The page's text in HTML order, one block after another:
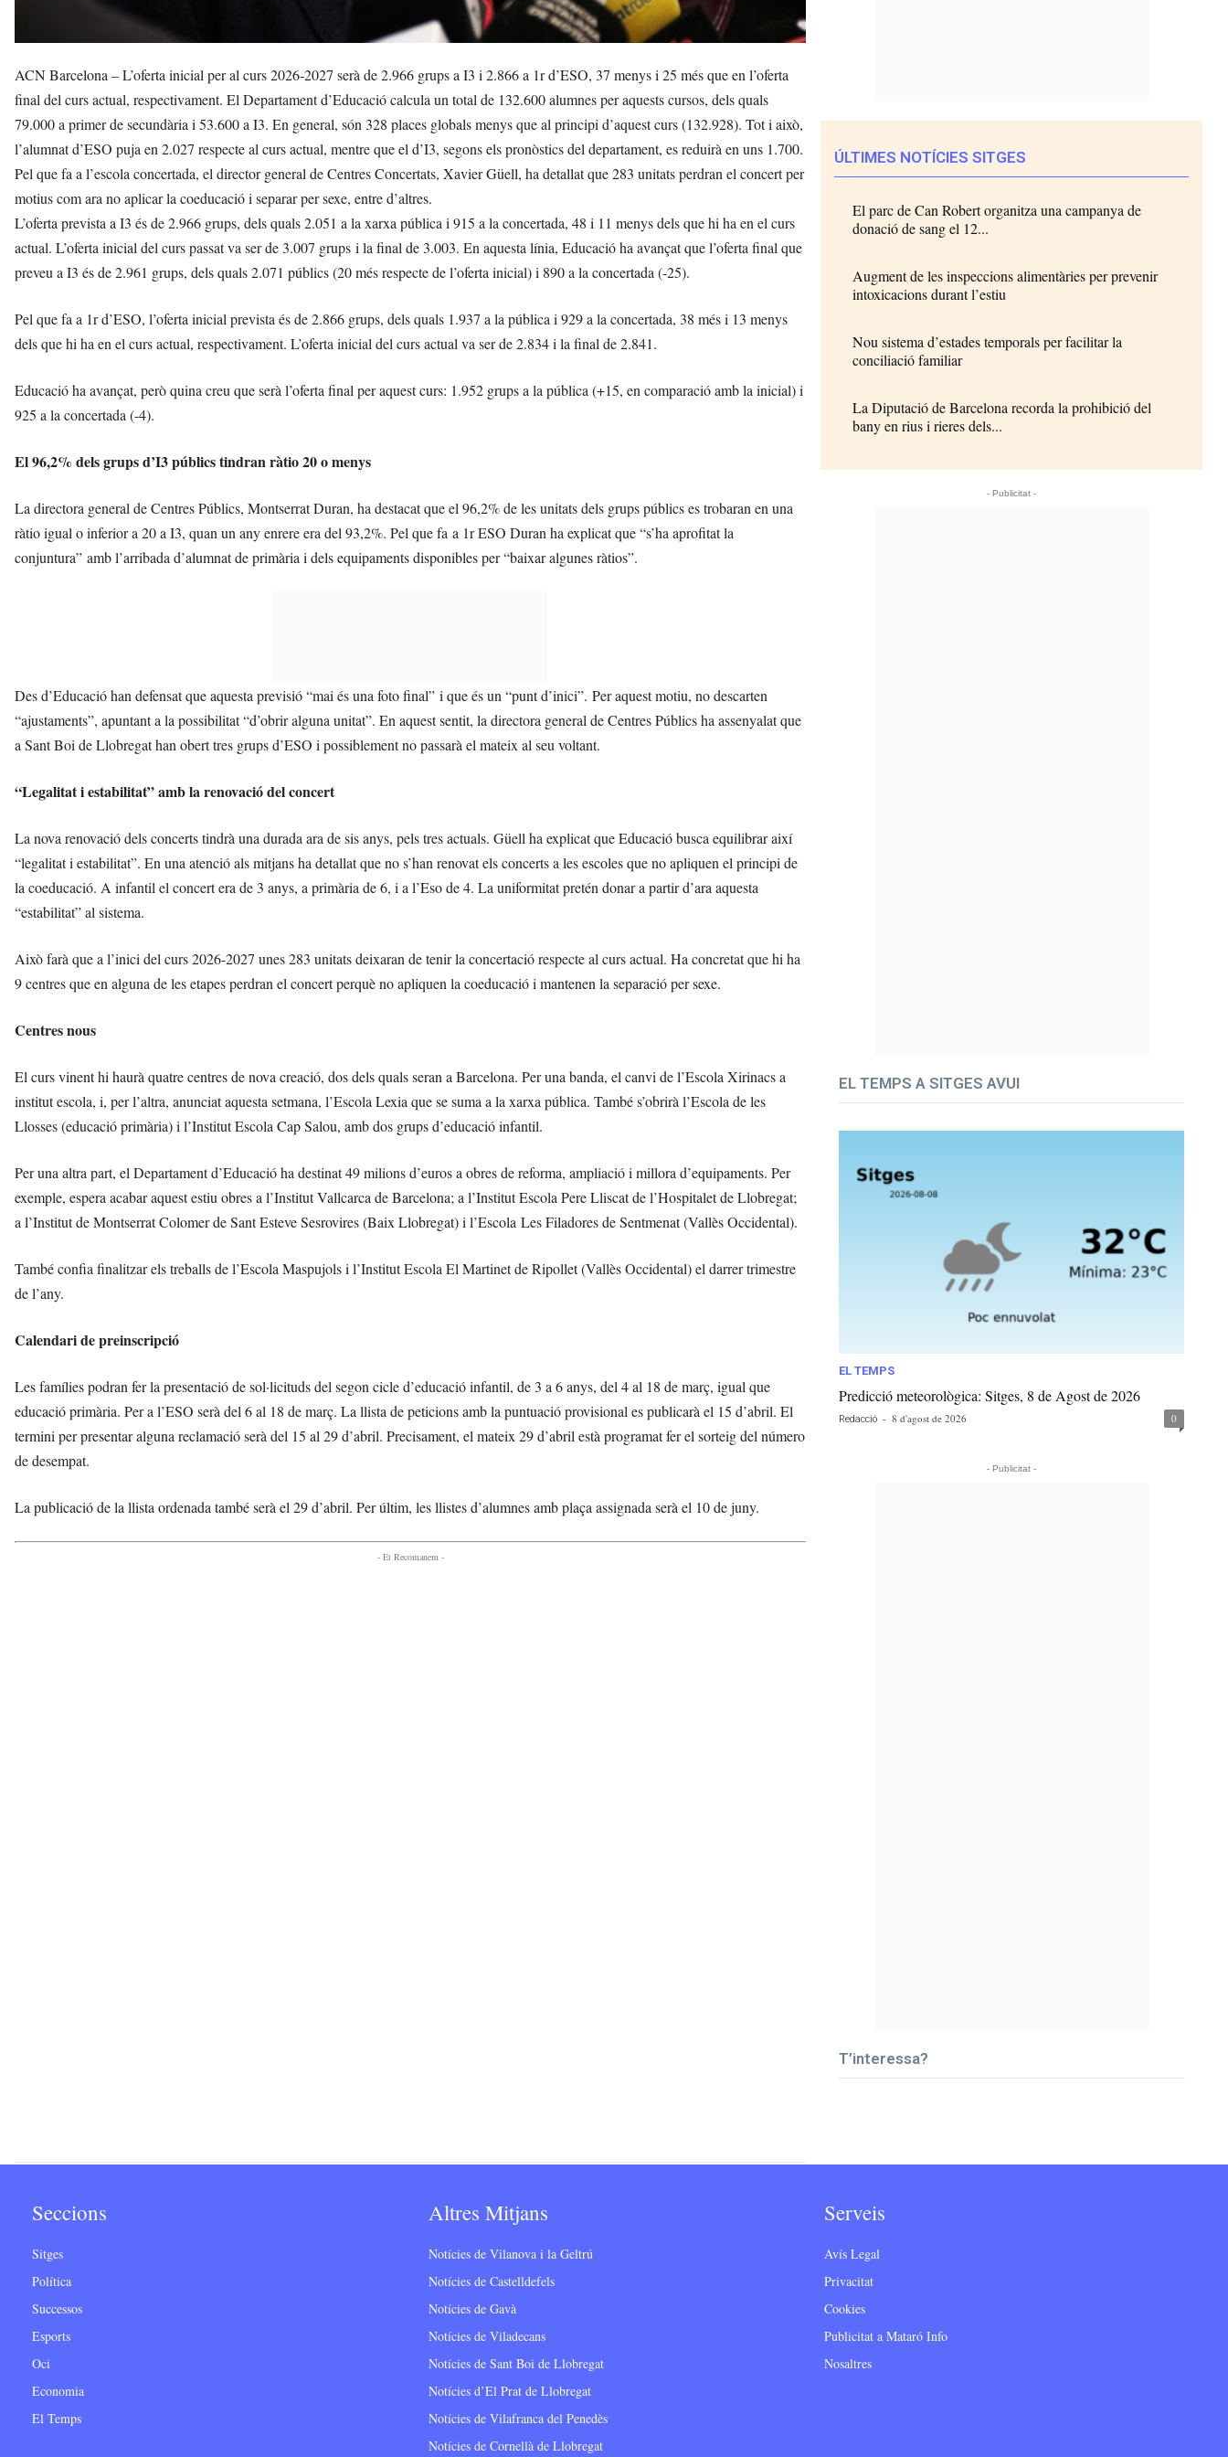
ACN Barcelona – L’oferta inicial per al curs 2026-2027 serà de 2.966 grups a I3 i 2.866 a 1r d’ESO, 37 menys i 25 més que en l’oferta
final del curs actual, respectivament. El Departament d’Educació calcula un total de 132.600 alumnes per aquests cursos, dels quals
79.000 a primer de secundària i 53.600 a I3. En general, són 328 places globals menys que al principi d’aquest curs (132.928). Tot i això,
l’alumnat d’ESO puja en 2.027 respecte al curs actual, mentre que el d’I3, segons els pronòstics del departament, es reduirà en uns 1.700.
Pel que fa a l’escola concertada, el director general de Centres Concertats, Xavier Güell, ha detallat que 283 unitats perdran el concert per
motius com ara no aplicar la coeducació i separar per sexe, entre d’altres.
L’oferta prevista a I3 és de 2.966 grups, dels quals 2.051 a la xarxa pública i 915 a la concertada, 48 i 11 menys dels que hi ha en el curs
actual. L’oferta inicial del curs passat va ser de 3.007 grups i la final de 3.003. En aquesta línia, Educació ha avançat que l’oferta final que
preveu a I3 és de 2.961 grups, dels quals 2.071 públics (20 més respecte de l’oferta inicial) i 890 a la concertada (-25).
Pel que fa a 1r d’ESO, l’oferta inicial prevista és de 2.866 grups, dels quals 1.937 a la pública i 929 a la concertada, 38 més i 13 menys
dels que hi ha en el curs actual, respectivament. L’oferta inicial del curs actual va ser de 2.834 i la final de 2.841.
Educació ha avançat, però quina creu que serà l’oferta final per aquest curs: 1.952 grups a la pública (+15, en comparació amb la inicial) i
925 a la concertada (-4).
El 96,2% dels grups d’I3 públics tindran ràtio 20 o menys
La directora general de Centres Públics, Montserrat Duran, ha destacat que el 96,2% de les unitats dels grups públics es trobaran en una
ràtio igual o inferior a 20 a I3, quan un any enrere era del 93,2%. Pel que fa a 1r ESO Duran ha explicat que “s’ha aprofitat la
conjuntura” amb l’arribada d’alumnat de primària i dels equipaments disponibles per “baixar algunes ràtios”.
Des d’Educació han defensat que aquesta previsió “mai és una foto final” i que és un “punt d’inici”. Per aquest motiu, no descarten
“ajustaments”, apuntant a la possibilitat “d’obrir alguna unitat”. En aquest sentit, la directora general de Centres Públics ha assenyalat que
a Sant Boi de Llobregat han obert tres grups d’ESO i possiblement no passarà el mateix al seu voltant.
“Legalitat i estabilitat” amb la renovació del concert
La nova renovació dels concerts tindrà una durada ara de sis anys, pels tres actuals. Güell ha explicat que Educació busca equilibrar així
“legalitat i estabilitat”. En una atenció als mitjans ha detallat que no s’han renovat els concerts a les escoles que no apliquen el principi de
la coeducació. A infantil el concert era de 3 anys, a primària de 6, i a l’Eso de 4. La uniformitat pretén donar a partir d’ara aquesta
“estabilitat” al sistema.
Això farà que a l’inici del curs 2026-2027 unes 283 unitats deixaran de tenir la concertació respecte al curs actual. Ha concretat que hi ha
9 centres que en alguna de les etapes perdran el concert perquè no apliquen la coeducació i mantenen la separació per sexe.
Centres nous
El curs vinent hi haurà quatre centres de nova creació, dos dels quals seran a Barcelona. Per una banda, el canvi de l’Escola Xirinacs a
institut escola, i, per l’altra, anunciat aquesta setmana, l’Escola Lexia que se suma a la xarxa pública. També s’obrirà l’Escola de les
Llosses (educació primària) i l’Institut Escola Cap Salou, amb dos grups d’educació infantil.
Per una altra part, el Departament d’Educació ha destinat 49 milions d’euros a obres de reforma, ampliació i millora d’equipaments. Per
exemple, espera acabar aquest estiu obres a l’Institut Vallcarca de Barcelona; a l’Institut Escola Pere Lliscat de l’Hospitalet de Llobregat;
a l’Institut de Montserrat Colomer de Sant Esteve Sesrovires (Baix Llobregat) i l’Escola Les Filadores de Sentmenat (Vallès Occidental).
També confia finalitzar els treballs de l’Escola Maspujols i l’Institut Escola El Martinet de Ripollet (Vallès Occidental) el darrer trimestre
de l’any.
Calendari de preinscripció
Les famílies podran fer la presentació de sol·licituds del segon cicle d’educació infantil, de 3 a 6 anys, del 4 al 18 de març, igual que
educació primària. Per a l’ESO serà del 6 al 18 de març. La llista de peticions amb la puntuació provisional es publicarà el 15 d’abril. El
termini per presentar alguna reclamació serà del 15 al 29 d’abril. Precisament, el mateix 29 d’abril està programat fer el sorteig del número
de desempat.
La publicació de la llista ordenada també serà el 29 d’abril. Per últim, les llistes d’alumnes amb plaça assignada serà el 10 de juny.
- Et Recomanem -
ÚLTIMES NOTÍCIES SITGES
El parc de Can Robert organitza una campanya de
donació de sang el 12...
Augment de les inspeccions alimentàries per prevenir
intoxicacions durant l’estiu
Nou sistema d’estades temporals per facilitar la
conciliació familiar
La Diputació de Barcelona recorda la prohibició del
bany en rius i rieres dels...
- Publicitat -
EL TEMPS A SITGES AVUI
EL TEMPS
Predicció meteorològica: Sitges, 8 de Agost de 2026
Redacció - 8 d'agost de 2026 0
- Publicitat -
T’interessa?
Seccions
Sitges
Política
Successos
Esports
Oci
Economia
El Temps
Altres Mitjans
Notícies de Vilanova i la Geltrú
Notícies de Castelldefels
Notícies de Gavà
Notícies de Viladecans
Notícies de Sant Boi de Llobregat
Notícies d’El Prat de Llobregat
Notícies de Vilafranca del Penedès
Notícies de Cornellà de Llobregat
Serveis
Avís Legal
Privacitat
Cookies
Publicitat a Mataró Info
Nosaltres